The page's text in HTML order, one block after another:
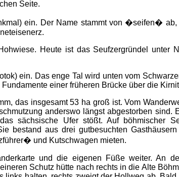
Seite.
ein. Der Name stammt von �seifen�
Heute ist das Seufzergründel unter
ein. Das enge Tal wird unten vom
einer früheren Brücke über die
das insgesamt 53 ha groß ist. Vom
anderswo längst abgestorben
sächsische Ufer stößt. Auf böhmischer
bestand aus drei gutbesuchten
und Kutschwagen mieten.
und die eigenen Füße weiter. An
Schutz hütte nach rechts in die Alte